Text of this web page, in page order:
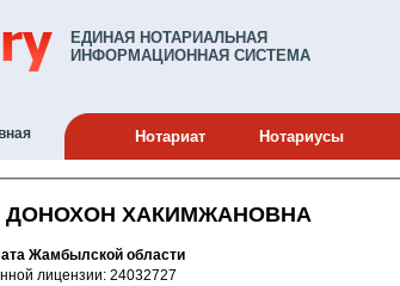
ЕДИНАЯ НОТАРИАЛЬНАЯ
ИНФОРМАЦИОННАЯ СИСТЕМА
Нотариат Нотариусы
ДОНОХОН ХАКИМЖАНОВНА
Жамбылской области
Номер государственной лицензии: 24032727